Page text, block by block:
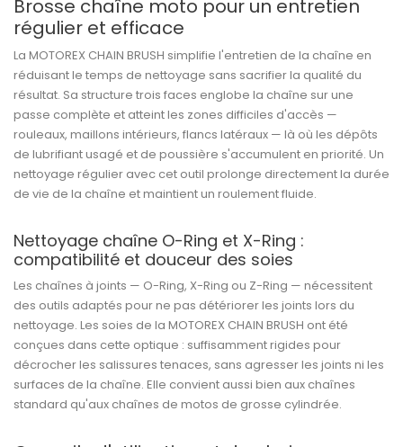
Brosse chaîne moto pour un entretien
régulier et efficace
La MOTOREX CHAIN BRUSH simplifie l'entretien de la chaîne en
réduisant le temps de nettoyage sans sacrifier la qualité du
résultat. Sa structure trois faces englobe la chaîne sur une
passe complète et atteint les zones difficiles d'accès —
rouleaux, maillons intérieurs, flancs latéraux — là où les dépôts
de lubrifiant usagé et de poussière s'accumulent en priorité. Un
nettoyage régulier avec cet outil prolonge directement la durée
de vie de la chaîne et maintient un roulement fluide.
Nettoyage chaîne O-Ring et X-Ring :
compatibilité et douceur des soies
Les chaînes à joints — O-Ring, X-Ring ou Z-Ring — nécessitent
des outils adaptés pour ne pas détériorer les joints lors du
nettoyage. Les soies de la MOTOREX CHAIN BRUSH ont été
conçues dans cette optique : suffisamment rigides pour
décrocher les salissures tenaces, sans agresser les joints ni les
surfaces de la chaîne. Elle convient aussi bien aux chaînes
standard qu'aux chaînes de motos de grosse cylindrée.